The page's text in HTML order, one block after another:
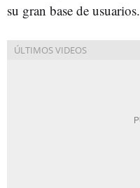
su gran base de usuarios.